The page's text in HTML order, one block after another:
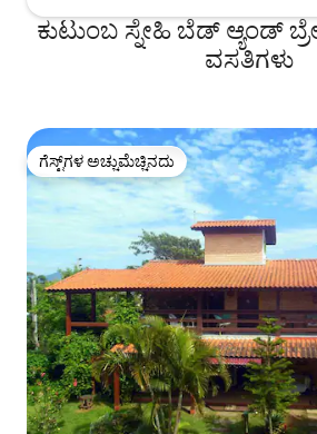
ಕುಟುಂಬ ಸ್ನೇಹಿ ಬೆಡ್ ಆ್ಯಂಡ್
ವಸತಿಗಳು
ಗೆಸ್ಟ್‌ಗಳ ಅಚ್ಚುಮೆಚ್ಚಿನದು
ಗೆಸ್ಟ್‌ಗಳ ಅಚ್ಚುಮೆಚ್ಚಿನದು